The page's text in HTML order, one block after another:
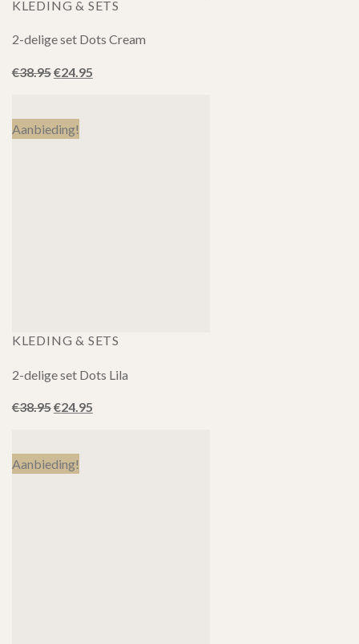
KLEDING & SETS
2-delige set Dots Cream
€38.95Oorspronkelijke
prijs
€24.95Huidige
prijs
Aanbieding!
KLEDING & SETS
2-delige set Dots Lila
€38.95Oorspronkelijke
€24.95Huidige
Aanbieding!